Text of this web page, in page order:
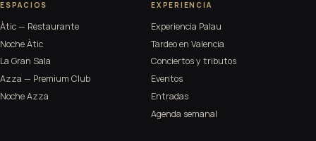
ESPACIOS
Àtic — Restaurante
Noche Àtic
La Gran Sala
Azza — Premium Club
Noche Azza
EXPERIENCIA
Experiencia Palau
Tardeo en Valencia
Conciertos y tributos
Eventos
Entradas
Agenda semanal